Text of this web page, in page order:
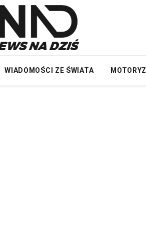
WIADOMOŚCI ZE ŚWIATA